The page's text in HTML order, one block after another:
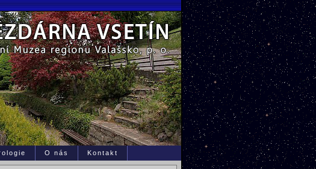
O nás Kontakt